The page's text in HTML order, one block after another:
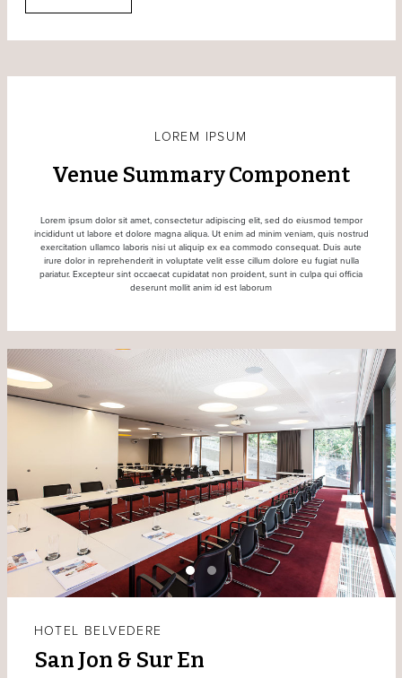
LOREM IPSUM
Venue Summary Component
Lorem ipsum dolor sit amet, consectetur adipiscing elit, sed do eiusmod tempor
incididunt ut labore et dolore magna aliqua. Ut enim ad minim veniam, quis nostrud
exercitation ullamco laboris nisi ut aliquip ex ea commodo consequat. Duis aute
irure dolor in reprehenderit in voluptate velit esse cillum dolore eu fugiat nulla
pariatur. Excepteur sint occaecat cupidatat non proident, sunt in culpa qui officia
deserunt mollit anim id est laborum
HOTEL BELVEDERE
San Jon & Sur En